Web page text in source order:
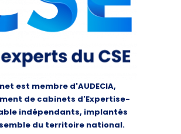
est membre d'AUDECIA,
de cabinets d'Expertise-
indépendants, implantés
du territoire national.